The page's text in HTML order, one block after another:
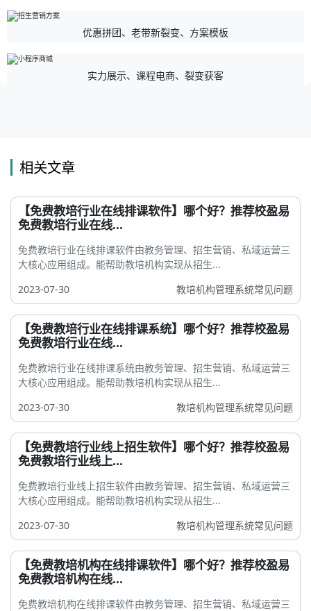
优惠拼团、老带新裂变、方案模板
实力展示、课程电商、裂变获客
相关文章
【免费教培行业在线排课软件】哪个好？推荐校盈易
免费教培行业在线...
免费教培行业在线排课软件由教务管理、招生营销、私域运营三
大核心应用组成。能帮助教培机构实现从招生...
2023-07-30
教培机构管理系统常见问题
【免费教培行业在线排课系统】哪个好？推荐校盈易
免费教培行业在线...
免费教培行业在线排课系统由教务管理、招生营销、私域运营三
大核心应用组成。能帮助教培机构实现从招生...
2023-07-30
教培机构管理系统常见问题
【免费教培行业线上招生软件】哪个好？推荐校盈易
免费教培行业线上...
免费教培行业线上招生软件由教务管理、招生营销、私域运营三
大核心应用组成。能帮助教培机构实现从招生...
2023-07-30
教培机构管理系统常见问题
【免费教培机构在线排课软件】哪个好？推荐校盈易
免费教培机构在线...
免费教培机构在线排课软件由教务管理、招生营销、私域运营三